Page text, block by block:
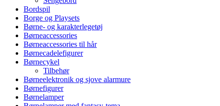
Bordspil
Borge og Playsets
Børne- og karakterlegetøj
Børneaccessories
Børneaccessories til hår
Børnecadelefigurer
Børnecykel
Tilbehør
Børneelektronik og sjove alarmure
Børnefigurer
Børnelamper